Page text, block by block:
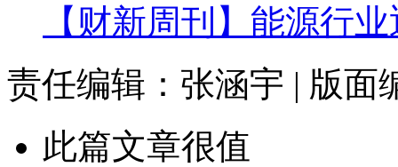
【财新周刊】能源行
责任编辑：张涵宇 | 版面
此篇文章很值